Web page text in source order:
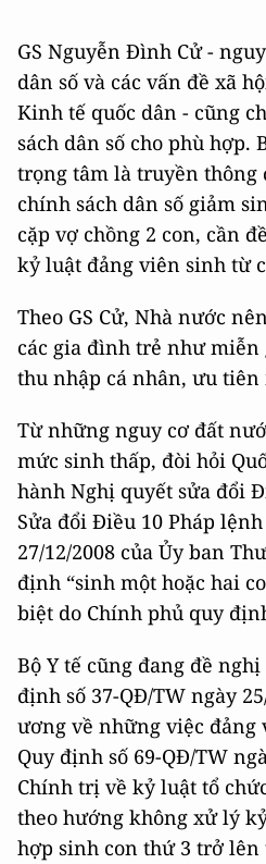
GS Nguyễn Đình Cử -
dân số và các vấn đề xã
Kinh tế quốc dân - cũng
sách dân số cho phù hợp.
trọng tâm là truyền thông
chính sách dân số giảm
cặp vợ chồng 2 con, cần
kỷ luật đảng viên sinh từ
Theo GS Cử, Nhà nước
các gia đình trẻ như miễn
thu nhập cá nhân, ưu tiên
Từ những nguy cơ đất
mức sinh thấp, đòi hỏi
hành Nghị quyết sửa đổi
Sửa đổi Điều 10 Pháp
27/12/2008 của Ủy ban
định “sinh một hoặc hai
biệt do Chính phủ quy
Bộ Y tế cũng đang đề
định số 37-QĐ/TW ngày
ương về những việc đảng
Quy định số 69-QĐ/TW
Chính trị về kỷ luật tổ
theo hướng không xử lý
hợp sinh con thứ 3 trở